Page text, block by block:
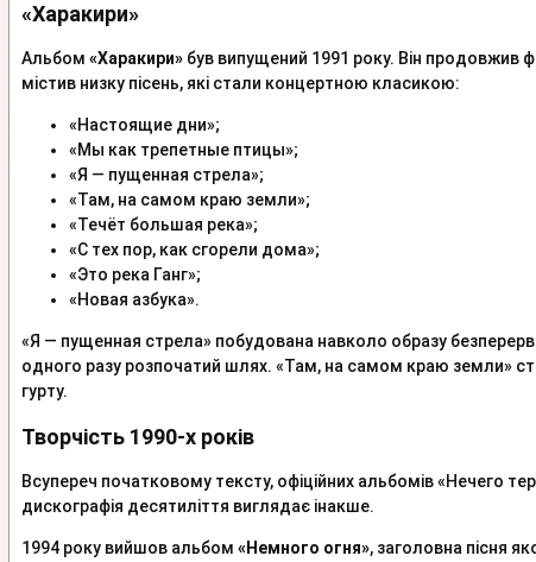
«Харакири»
Альбом «Харакири» був випущений 1991 року. Він продовжив
містив низку пісень, які стали концертною класикою:
«Настоящие дни»;
«Мы как трепетные птицы»;
«Я — пущенная стрела»;
«Там, на самом краю земли»;
«Течёт большая река»;
«С тех пор, как сгорели дома»;
«Это река Ганг»;
«Новая азбука».
«Я — пущенная стрела» побудована навколо образу
одного разу розпочатий шлях. «Там, на самом краю земли»
гурту.
Творчість 1990-х років
Всупереч початковому тексту, офіційних альбомів «Нечего
дискографія десятиліття виглядає інакше.
1994 року вийшов альбом «Немного огня», заголовна пісня